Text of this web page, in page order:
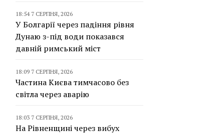
18:54 7 СЕРПНЯ, 2026
У Болгарії через падіння рівня
Дунаю з-під води показався
давній римський міст
18:09 7 СЕРПНЯ, 2026
Частина Києва тимчасово без
світла через аварію
18:03 7 СЕРПНЯ, 2026
На Рівненщині через вибух